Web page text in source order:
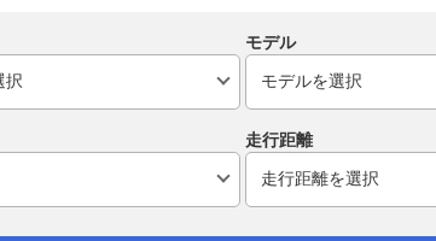
モデル
走行距離